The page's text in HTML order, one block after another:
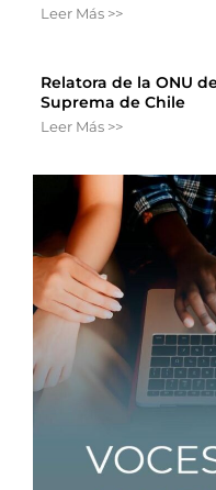
Leer Más >>
Relatora de la ONU
Suprema de Chile
Leer Más >>